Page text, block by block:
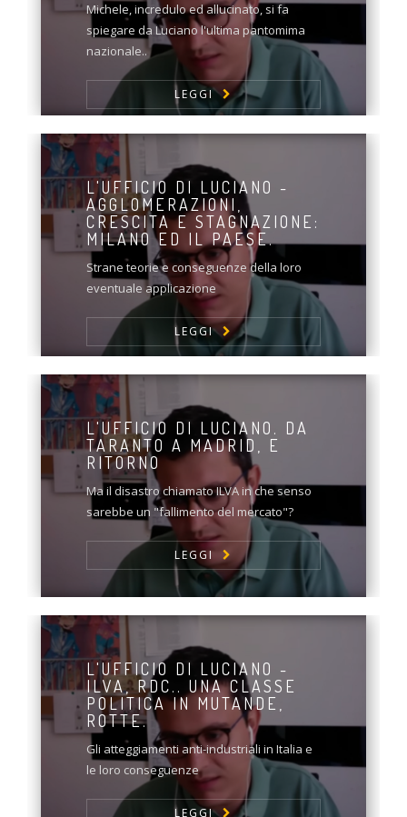
Michele, incredulo ed allucinato, si fa
spiegare da Luciano l'ultima pantomima
nazionale..
LEGGI
L'UFFICIO DI LUCIANO -
AGGLOMERAZIONI,
CRESCITA E STAGNAZIONE:
MILANO ED IL PAESE.
Strane teorie e conseguenze della loro
eventuale applicazione
LEGGI
L'UFFICIO DI LUCIANO. DA
TARANTO A MADRID, E
RITORNO
Ma il disastro chiamato ILVA in che senso
sarebbe un "fallimento del mercato"?
LEGGI
L'UFFICIO DI LUCIANO -
ILVA, RDC.. UNA CLASSE
POLITICA IN MUTANDE,
ROTTE.
Gli atteggiamenti anti-industriali in Italia e
le loro conseguenze
LEGGI